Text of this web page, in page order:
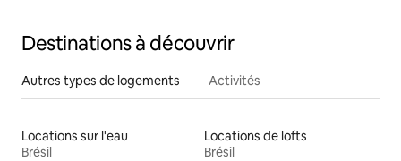
Destinations à découvrir
Autres types de logements Activités
Locations sur l'eau
Brésil
Locations de lofts
Brésil